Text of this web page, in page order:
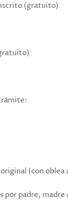
(gratuito)
(con oblea
por padre,